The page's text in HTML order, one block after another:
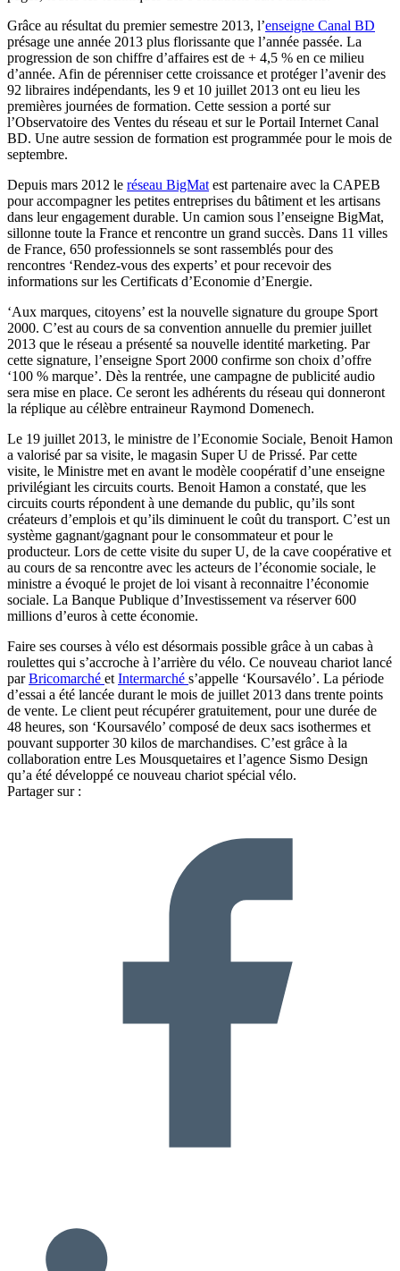
Grâce au résultat du premier semestre 2013, l’enseigne Canal BD
présage une année 2013 plus florissante que l’année passée. La
progression de son chiffre d’affaires est de + 4,5 % en ce milieu
d’année. Afin de pérenniser cette croissance et protéger l’avenir des
92 libraires indépendants, les 9 et 10 juillet 2013 ont eu lieu les
premières journées de formation. Cette session a porté sur
l’Observatoire des Ventes du réseau et sur le Portail Internet Canal
BD. Une autre session de formation est programmée pour le mois de
septembre.
Depuis mars 2012 le réseau BigMat est partenaire avec la CAPEB
pour accompagner les petites entreprises du bâtiment et les artisans
dans leur engagement durable. Un camion sous l’enseigne BigMat,
sillonne toute la France et rencontre un grand succès. Dans 11 villes
de France, 650 professionnels se sont rassemblés pour des
rencontres ‘Rendez-vous des experts’ et pour recevoir des
informations sur les Certificats d’Economie d’Energie.
‘Aux marques, citoyens’ est la nouvelle signature du groupe Sport
2000. C’est au cours de sa convention annuelle du premier juillet
2013 que le réseau a présenté sa nouvelle identité marketing. Par
cette signature, l’enseigne Sport 2000 confirme son choix d’offre
‘100 % marque’. Dès la rentrée, une campagne de publicité audio
sera mise en place. Ce seront les adhérents du réseau qui donneront
la réplique au célèbre entraineur Raymond Domenech.
Le 19 juillet 2013, le ministre de l’Economie Sociale, Benoit Hamon
a valorisé par sa visite, le magasin Super U de Prissé. Par cette
visite, le Ministre met en avant le modèle coopératif d’une enseigne
privilégiant les circuits courts. Benoit Hamon a constaté, que les
circuits courts répondent à une demande du public, qu’ils sont
créateurs d’emplois et qu’ils diminuent le coût du transport. C’est un
système gagnant/gagnant pour le consommateur et pour le
producteur. Lors de cette visite du super U, de la cave coopérative et
au cours de sa rencontre avec les acteurs de l’économie sociale, le
ministre a évoqué le projet de loi visant à reconnaitre l’économie
sociale. La Banque Publique d’Investissement va réserver 600
millions d’euros à cette économie.
Faire ses courses à vélo est désormais possible grâce à un cabas à
roulettes qui s’accroche à l’arrière du vélo. Ce nouveau chariot lancé
parBricomarché et Intermarché s’appelle ‘Koursavélo’. La période
d’essai a été lancée durant le mois de juillet 2013 dans trente points
de vente. Le client peut récupérer gratuitement, pour une durée de
48 heures, son ‘Koursavélo’ composé de deux sacs isothermes et
pouvant supporter 30 kilos de marchandises. C’est grâce à la
collaboration entre Les Mousquetaires et l’agence Sismo Design
qu’a été développé ce nouveau chariot spécial vélo.
Partager sur :